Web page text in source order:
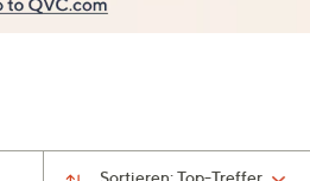
Sortieren:Top-Treffer